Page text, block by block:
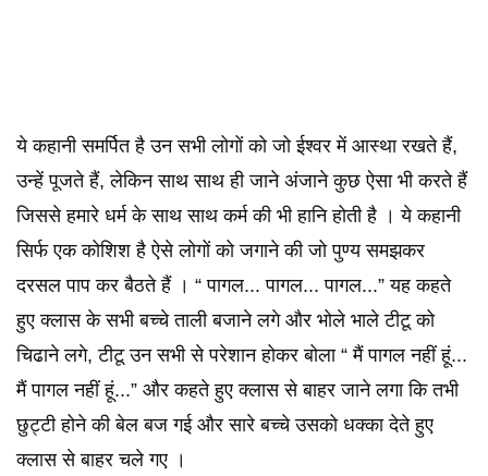
ये कहानी समर्पित है उन सभी लोगों को जो ईश्वर में आस्था रखते हैं,
उन्हें पूजते हैं, लेकिन साथ साथ ही जाने अंजाने कुछ ऐसा भी करते हैं
जिससे हमारे धर्म के साथ साथ कर्म की भी हानि होती है । ये कहानी
सिर्फ एक कोशिश है ऐसे लोगों को जगाने की जो पुण्य समझकर
दरसल पाप कर बैठते हैं । “ पागल... पागल... पागल...” यह कहते
हुए क्लास के सभी बच्चे ताली बजाने लगे और भोले भाले टीटू को
चिढाने लगे, टीटू उन सभी से परेशान होकर बोला “ मैं पागल नहीं हूं...
मैं पागल नहीं हूं...” और कहते हुए क्लास से बाहर जाने लगा कि तभी
छुट्टी होने की बेल बज गई और सारे बच्चे उसको धक्का देते हुए
क्लास से बाहर चले गए ।